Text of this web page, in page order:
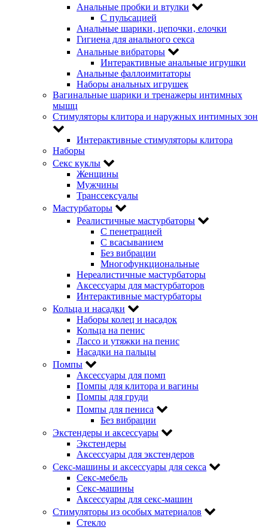
Анальные пробки и втулки
С пульсацией
Анальные шарики‚ цепочки‚ елочки
Гигиена для анального секса
Анальные вибраторы
Интерактивные анальные игрушки
Анальные фаллоимитаторы
Наборы анальных игрушек
Вагинальные шарики и тренажеры интимных
мышц
Стимуляторы клитора и наружных интимных зон
Интерактивные стимуляторы клитора
Наборы
Секс куклы
Женщины
Мужчины
Транссексуалы
Мастурбаторы
Реалистичные мастурбаторы
С пенетрацией
С всасыванием
Без вибрации
Многофункциональные
Нереалистичные мастурбаторы
Аксессуары для мастурбаторов
Интерактивные мастурбаторы
Кольца и насадки
Наборы колец и насадок
Кольца на пенис
Лассо и утяжки на пенис
Насадки на пальцы
Помпы
Аксессуары для помп
Помпы для клитора и вагины
Помпы для груди
Помпы для пениса
Без вибрации
Экстендеры и аксессуары
Экстендеры
Аксессуары для экстендеров
Секс-машины и аксессуары для секса
Секс-мебель
Секс-машины
Аксессуары для секс-машин
Стимуляторы из особых материалов
Стекло